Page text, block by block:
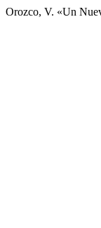
Orozco, V. «Un